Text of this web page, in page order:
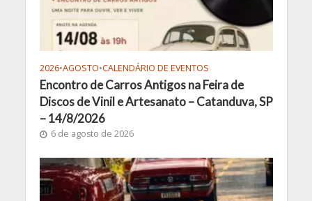
2026•AGOSTO•CALENDÁRIO DE EVENTOS
Encontro de Carros Antigos na Feira de
Discos de Vinil e Artesanato – Catanduva, SP
– 14/8/2026
6 de agosto de 2026